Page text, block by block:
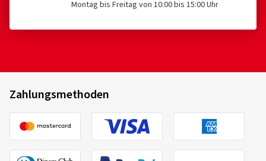
Montag bis Freitag von 10:00 bis 15:00 Uhr
Zahlungsmethoden